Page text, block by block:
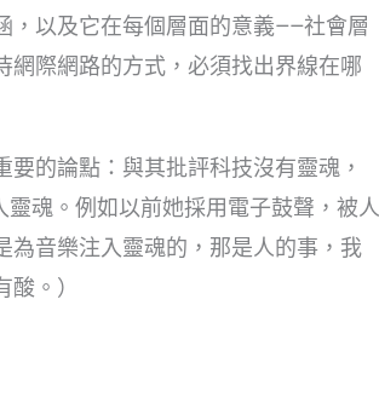
，以及它在每個層面的意義——社會層
網際網路的方式，必須找出界線在哪
的論點：與其批評科技沒有靈魂，
魂。例如以前她採用電子鼓聲，被人
為音樂注入靈魂的，那是人的事，我
。）